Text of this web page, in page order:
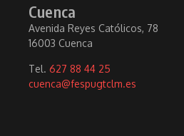
Cuenca
Avenida Reyes Católicos, 78
16003 Cuenca
Tel. 627 88 44 25
cuenca@fespugtclm.es